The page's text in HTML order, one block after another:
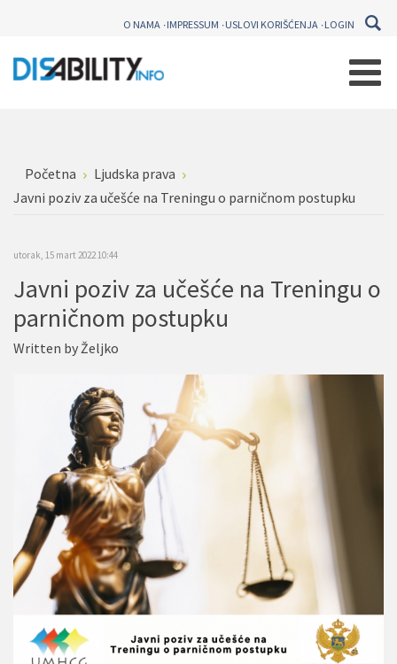
O NAMA IMPRESSUM USLOVI KORIŠĆENJA LOGIN
Početna
Ljudska prava
Javni poziv za učešće na Treningu o parničnom postupku
utorak, 15 mart 2022 10:44
Javni poziv za učešće na Treningu o
parničnom postupku
Written byŽeljko